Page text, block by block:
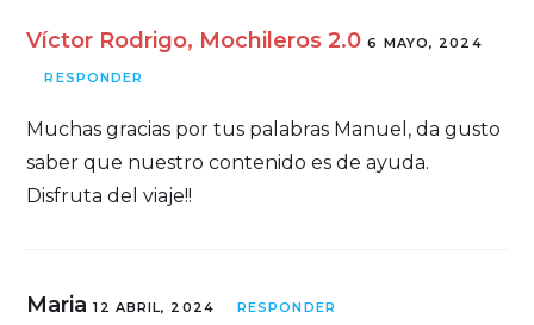
Víctor Rodrigo, Mochileros 2.0 6 MAYO, 2024
RESPONDER
Muchas gracias por tus palabras Manuel, da gusto
saber que nuestro contenido es de ayuda.
Disfruta del viaje!!
Maria12 ABRIL, 2024 RESPONDER